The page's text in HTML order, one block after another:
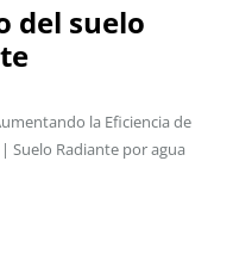
del suelo
la Eficiencia de
| Suelo Radiante por agua